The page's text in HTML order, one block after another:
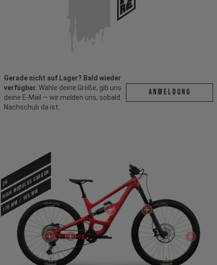
Gerade nicht auf Lager? Bald wieder
verfügbar. Wähle deine Größe, gib uns
deine E-Mail — wir melden uns, sobald
Nachschub da ist.
ANMELDUNG
29
High Modulus Carbon
170 mm / 165 mm